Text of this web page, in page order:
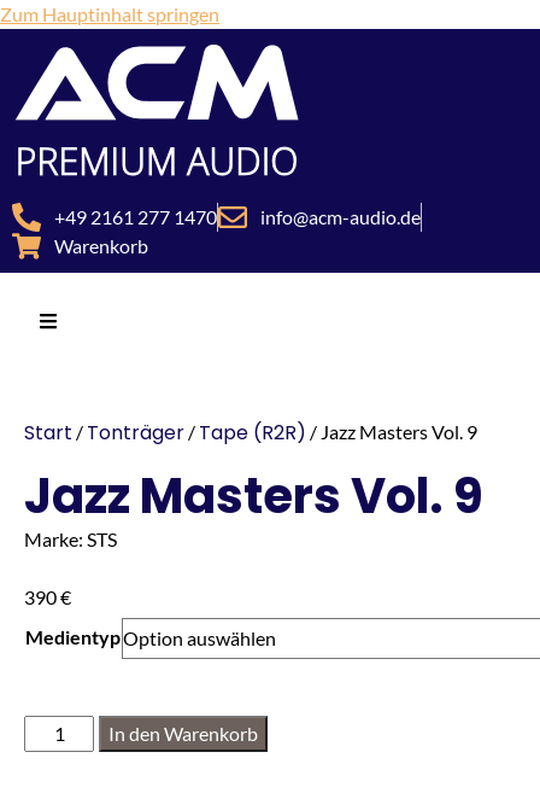
Zum Hauptinhalt springen
+49 2161 277 1470
info@acm-audio.de
Warenkorb
Start / Tonträger / Tape (R2R) / Jazz Masters Vol. 9
Jazz Masters Vol. 9
Marke: STS
390€
Medientyp
In den Warenkorb